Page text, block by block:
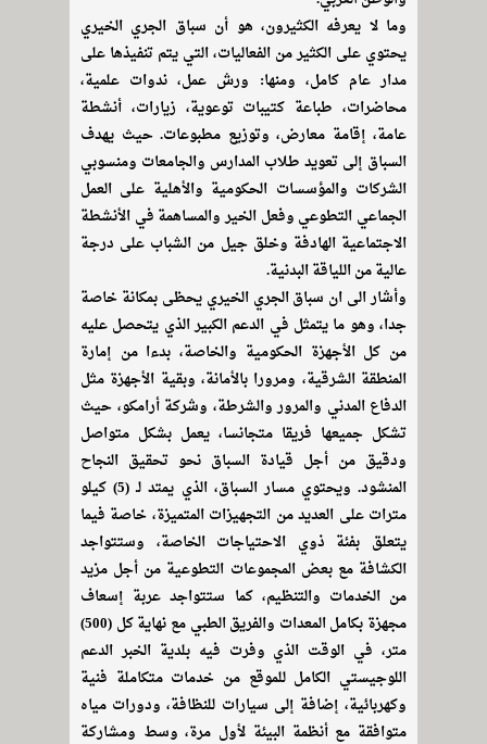
وما لا يعرفه الكثيرون، هو أن سباق الجري الخيري
يحتوي على الكثير من الفعاليات، التي يتم تنفيذها على
مدار عام كامل، ومنها: ورش عمل، ندوات علمية،
محاضرات، طباعة كتيبات توعوية، زيارات، أنشطة
عامة، إقامة معارض، وتوزيع مطبوعات. حيث يهدف
السباق إلى تعويد طلاب المدارس والجامعات ومنسوبي
الشركات والمؤسسات الحكومية والأهلية على العمل
الجماعي التطوعي وفعل الخير والمساهمة في الأنشطة
الاجتماعية الهادفة وخلق جيل من الشباب على درجة
عالية من اللياقة البدنية.
وأشار الى ان سباق الجري الخيري يحظى بمكانة خاصة
جدا، وهو ما يتمثل في الدعم الكبير الذي يتحصل عليه
من كل الأجهزة الحكومية والخاصة، بدءا من إمارة
المنطقة الشرقية، ومرورا بالأمانة، وبقية الأجهزة مثل
الدفاع المدني والمرور والشرطة، وشركة أرامكو، حيث
تشكل جميعها فريقا متجانسا، يعمل بشكل متواصل
ودقيق من أجل قيادة السباق نحو تحقيق النجاح
المنشود. ويحتوي مسار السباق، الذي يمتد لـ (5) كيلو
مترات على العديد من التجهيزات المتميزة، خاصة فيما
يتعلق بفئة ذوي الاحتياجات الخاصة، وستتواجد
الكشافة مع بعض المجموعات التطوعية من أجل مزيد
من الخدمات والتنظيم، كما ستتواجد عربة إسعاف
مجهزة بكامل المعدات والفريق الطبي مع نهاية كل (500)
متر، في الوقت الذي وفرت فيه بلدية الخبر الدعم
اللوجيستي الكامل للموقع من خدمات متكاملة فنية
وكهربائية، إضافة إلى سيارات للنظافة، ودورات مياه
متوافقة مع أنظمة البيئة لأول مرة، وسط ومشاركة